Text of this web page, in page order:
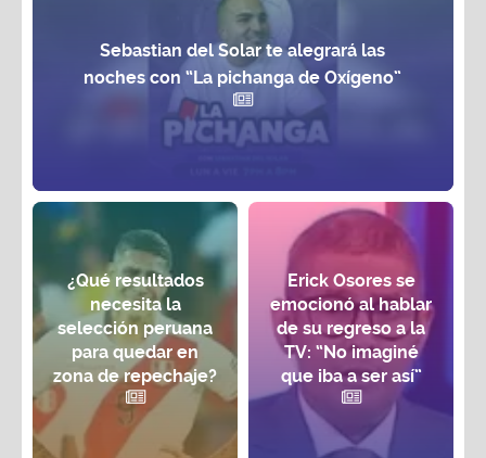
Sebastian del Solar te alegrará las
noches con “La pichanga de Oxígeno”
¿Qué resultados
necesita la
selección peruana
para quedar en
zona de repechaje?
Erick Osores se
emocionó al hablar
de su regreso a la
TV: “No imaginé
que iba a ser así”